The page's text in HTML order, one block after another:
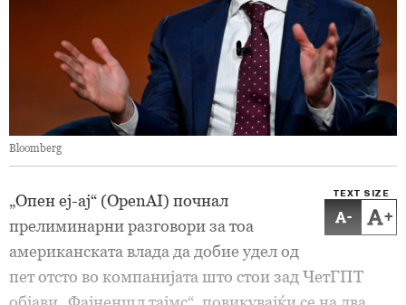
Bloomberg
TEXT SIZE
- +
„Опен еј-ај“ (OpenAI) почнал
прелиминарни разговори за тоа
американската влада да добие удел од
пет отсто во компанијата што стои зад ЧетГПТ